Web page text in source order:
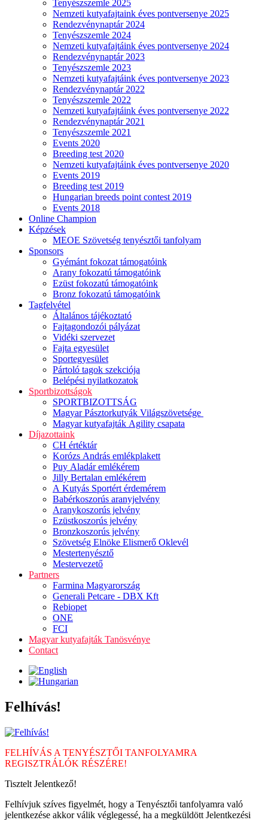
Tenyészszemle 2025
Nemzeti kutyafajtaink éves pontversenye 2025
Rendezvénynaptár 2024
Tenyészszemle 2024
Nemzeti kutyafajtáink éves pontversenye 2024
Rendezvénynaptár 2023
Tenyészszemle 2023
Nemzeti kutyafajtáink éves pontversenye 2023
Rendezvénynaptár 2022
Tenyészszemle 2022
Nemzeti kutyafajtáink éves pontversenye 2022
Rendezvénynaptár 2021
Tenyészszemle 2021
Events 2020
Breeding test 2020
Nemzeti kutyafajtáink éves pontversenye 2020
Events 2019
Breeding test 2019
Hungarian breeds point contest 2019
Events 2018
Online Champion
Képzések
MEOE Szövetség tenyésztői tanfolyam
Sponsors
Gyémánt fokozat támogatóink
Arany fokozatú támogatóink
Ezüst fokozatú támogatóink
Bronz fokozatú támogatóink
Tagfelvétel
Általános tájékoztató
Fajtagondozói pályázat
Vidéki szervezet
Fajta egyesület
Sportegyesület
Pártoló tagok szekciója
Belépési nyilatkozatok
Sportbizottságok
SPORTBIZOTTSÁG
Magyar Pásztorkutyák Világszövetsége
Magyar kutyafajták Agility csapata
Díjazottaink
CH értéktár
Korózs András emlékplakett
Puy Aladár emlékérem
Jilly Bertalan emlékérem
A Kutyás Sportért érdemérem
Babérkoszorús aranyjelvény
Aranykoszorús jelvény
Ezüstkoszorús jelvény
Bronzkoszorús jelvény
Szövetség Elnöke Elismerő Oklevél
Mestertenyésztő
Mestervezető
Partners
Farmina Magyarország
Generali Petcare - DBX Kft
Rebiopet
ONE
FCI
Magyar kutyafajták Tanösvénye
Contact
Felhívás!
FELHÍVÁS A TENYÉSZTŐI TANFOLYAMRA
REGISZTRÁLÓK RÉSZÉRE!
Tisztelt Jelentkező!
Felhívjuk szíves figyelmét, hogy a Tenyésztői tanfolyamra való
jelentkezése akkor válik véglegessé, ha a megküldött Jelentkezési